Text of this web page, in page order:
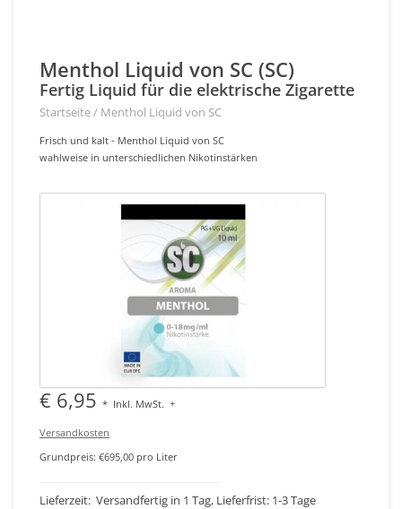
Menthol Liquid von SC (SC)
Fertig Liquid für die elektrische Zigarette
Startseite/ Menthol Liquid von SC
Frisch und kalt - Menthol Liquid von SC
wahlweise in unterschiedlichen Nikotinstärken
€ 6,95 * Inkl. MwSt. +
Versandkosten
Grundpreis: €695,00 pro Liter
Lieferzeit: Versandfertig in 1 Tag, Lieferfrist: 1-3 Tage